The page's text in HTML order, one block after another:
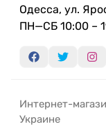
Одесса, ул.
ПН—СБ 10:00 –
Интернет-
Украине